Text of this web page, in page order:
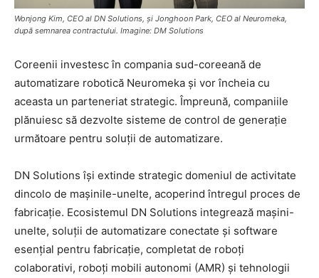
‌Wonjong Kim, CEO al DN Solutions, și Jonghoon Park, CEO al Neuromeka,
după semnarea contractului. Imagine: DM Solutions
Coreenii investesc în compania sud-coreeană de
automatizare robotică Neuromeka și vor încheia cu
aceasta un parteneriat strategic. Împreună, companiile
plănuiesc să dezvolte sisteme de control de generație
următoare pentru soluții de automatizare.
DN Solutions își extinde strategic domeniul de activitate
dincolo de mașinile-unelte, acoperind întregul proces de
fabricație. Ecosistemul DN Solutions integrează mașini-
unelte, soluții de automatizare conectate și software
esențial pentru fabricație, completat de roboți
colaborativi, roboți mobili autonomi (AMR) și tehnologii